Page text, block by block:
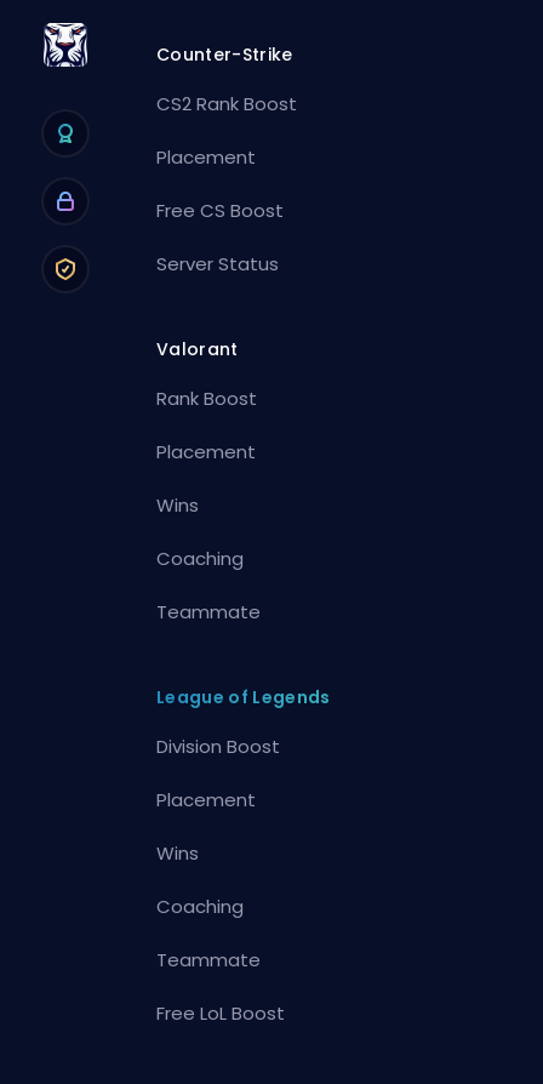
Counter-Strike
CS2 Rank Boost
Placement
Free CS Boost
Server Status
Valorant
Rank Boost
Placement
Wins
Coaching
Teammate
League of Legends
Division Boost
Placement
Wins
Coaching
Teammate
Free LoL Boost